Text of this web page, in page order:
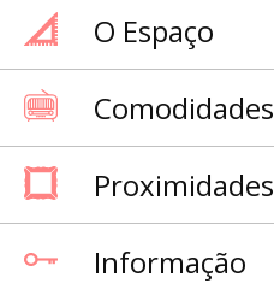
O Espaço
Comodidades
Proximidades
Informação